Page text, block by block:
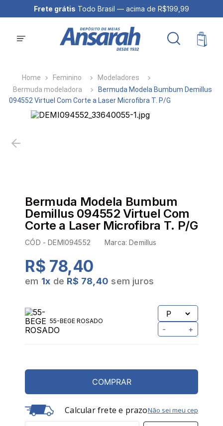
Frete grátis Todo Brasil — acima de R$199,99
Feminino
Modeladores
Bermuda modeladora
Bermuda Modela Bumbum Demillus
094552 Virtuel Com Corte a Laser Microfibra T. P/G
Bermuda Modela Bumbum
Demillus 094552 Virtuel Com
Corte a Laser Microfibra T. P/G
CÓD -DEMI094552 Marca:Demillus
R$ 78,40
em 1x de R$ 78,40 sem juros
55-BEGE ROSADO
- +
COMPRAR
Calcular frete e prazoNão sei meu cep